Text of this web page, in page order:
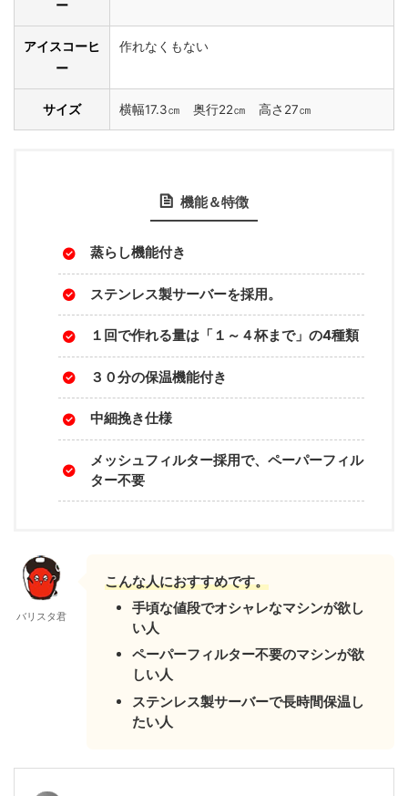
ー
アイスコーヒ
ー
作れなくもない
サイズ 横幅17.3㎝ 奥行22㎝ 高さ27㎝
機能＆特徴
蒸らし機能付き
ステンレス製サーバーを採用。
１回で作れる量は「１～４杯まで」の4種類
３０分の保温機能付き
中細挽き仕様
メッシュフィルター採用で、ペーパーフィル
ター不要
バリスタ君
こんな人におすすめです。
手頃な値段でオシャレなマシンが欲し
い人
ペーパーフィルター不要のマシンが欲
しい人
ステンレス製サーバーで長時間保温し
たい人